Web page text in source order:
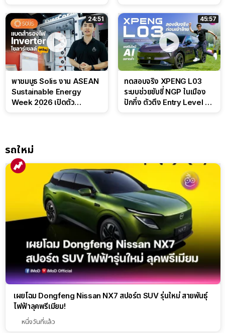
24:51
พาชมบูธ Solis งาน ASEAN
Sustainable Energy
Week 2026 เปิดตัว
45:57
ทดสอบจริง XPENG L03
ระบบช่วยขับขี่ NGP ในเมือง
ปักกิ่ง ตัวตึง Entry Level ที่
รถใหม่
เผยโฉม Dongfeng Nissan NX7 สปอร์ต SUV รุ่นใหม่ สายพันธุ์
ไฟฟ้าลุคพรีเมียม!
หนึ่งวันที่แล้ว